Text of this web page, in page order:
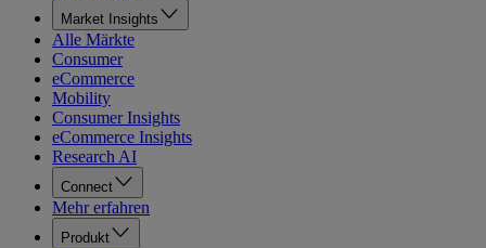
Market Insights
Alle Märkte
Consumer
eCommerce
Mobility
Consumer Insights
eCommerce Insights
Research AI
Connect
Mehr erfahren
Produkt